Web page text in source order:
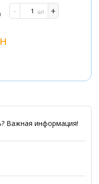
- +
шт.
Важная информация!